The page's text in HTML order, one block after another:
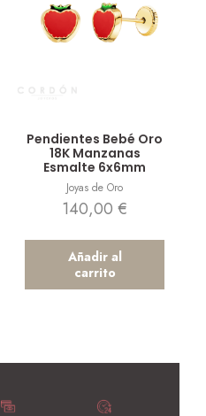
Pendientes Bebé Oro
18K Manzanas
Esmalte 6x6mm
Joyas de Oro
140,00€
Añadir al
carrito